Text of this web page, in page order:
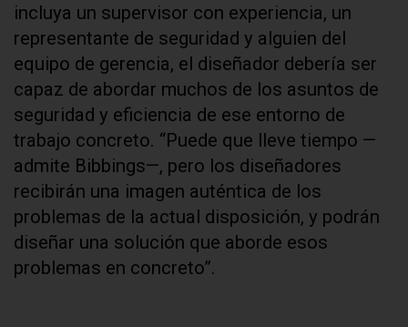
incluya un supervisor con experiencia, un
representante de seguridad y alguien del
equipo de gerencia, el diseñador debería ser
capaz de abordar muchos de los asuntos de
seguridad y eficiencia de ese entorno de
trabajo concreto. “Puede que lleve tiempo —
admite Bibbings—, pero los diseñadores
recibirán una imagen auténtica de los
problemas de la actual disposición, y podrán
diseñar una solución que aborde esos
problemas en concreto”.